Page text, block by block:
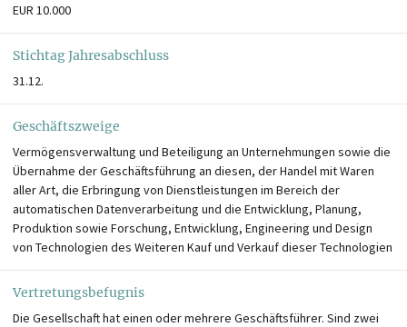
EUR 10.000
Stichtag Jahresabschluss
31.12.
Geschäftszweige
Vermögensverwaltung und Beteiligung an Unternehmungen sowie die
Übernahme der Geschäftsführung an diesen, der Handel mit Waren
aller Art, die Erbringung von Dienstleistungen im Bereich der
automatischen Datenverarbeitung und die Entwicklung, Planung,
Produktion sowie Forschung, Entwicklung, Engineering und Design
von Technologien des Weiteren Kauf und Verkauf dieser Technologien
Vertretungsbefugnis
Die Gesellschaft hat einen oder mehrere Geschäftsführer. Sind zwei